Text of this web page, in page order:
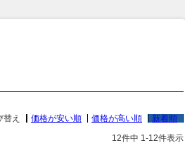
)
替え 価格が安い順 価格が高い順
新着順
12件中 1-12件表示